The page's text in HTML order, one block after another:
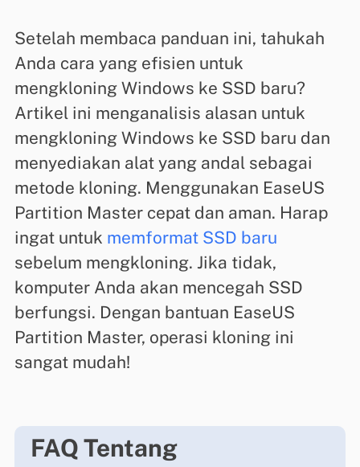
Setelah membaca panduan ini, tahukah
Anda cara yang efisien untuk
mengkloning Windows ke SSD baru?
Artikel ini menganalisis alasan untuk
mengkloning Windows ke SSD baru dan
menyediakan alat yang andal sebagai
metode kloning. Menggunakan EaseUS
Partition Master cepat dan aman. Harap
ingat untuk memformat SSD baru
sebelum mengkloning. Jika tidak,
komputer Anda akan mencegah SSD
berfungsi. Dengan bantuan EaseUS
Partition Master, operasi kloning ini
sangat mudah!
FAQ Tentang